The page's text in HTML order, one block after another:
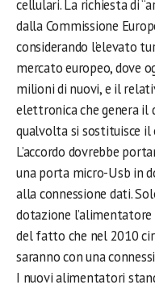
cellulari. La richiesta di
dalla Commissione
considerando l’elevato
mercato europeo, dove
milioni di nuovi, e il
elettronica che genera il
qualvolta si sostituisce il
L’accordo dovrebbe
una porta micro-Usb in
alla connessione dati.
dotazione l’alimentatore
del fatto che nel 2010
saranno con una
I nuovi alimentatori